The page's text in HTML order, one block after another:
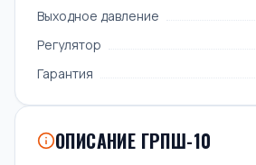
Выходное давление
Регулятор
Гарантия
ОПИСАНИЕ ГРПШ-10